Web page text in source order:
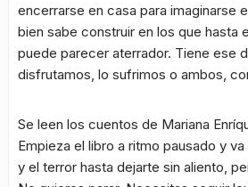
encerrarse en casa para imaginarse
bien sabe construir en los que hasta
puede parecer aterrador. Tiene ese
disfrutamos, lo sufrimos o ambos,
Se leen los cuentos de Mariana
Empieza el libro a ritmo pausado y
y el terror hasta dejarte sin aliento,